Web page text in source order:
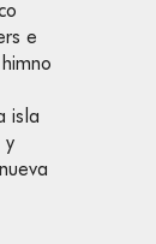
e
isla
y